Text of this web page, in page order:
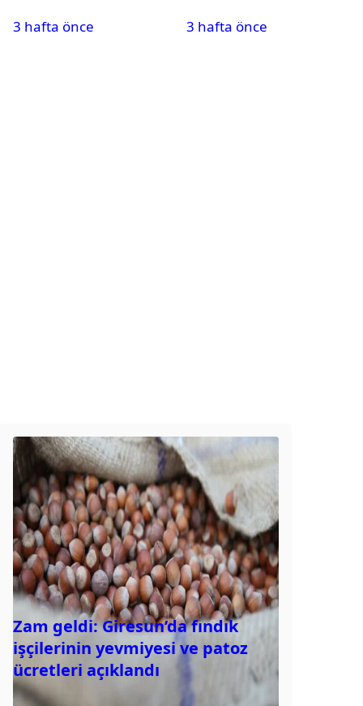
3 hafta önce
5 kişi serbest kaldı
3 hafta önce
Zam geldi: Giresun’da fındık
işçilerinin yevmiyesi ve patoz
ücretleri açıklandı